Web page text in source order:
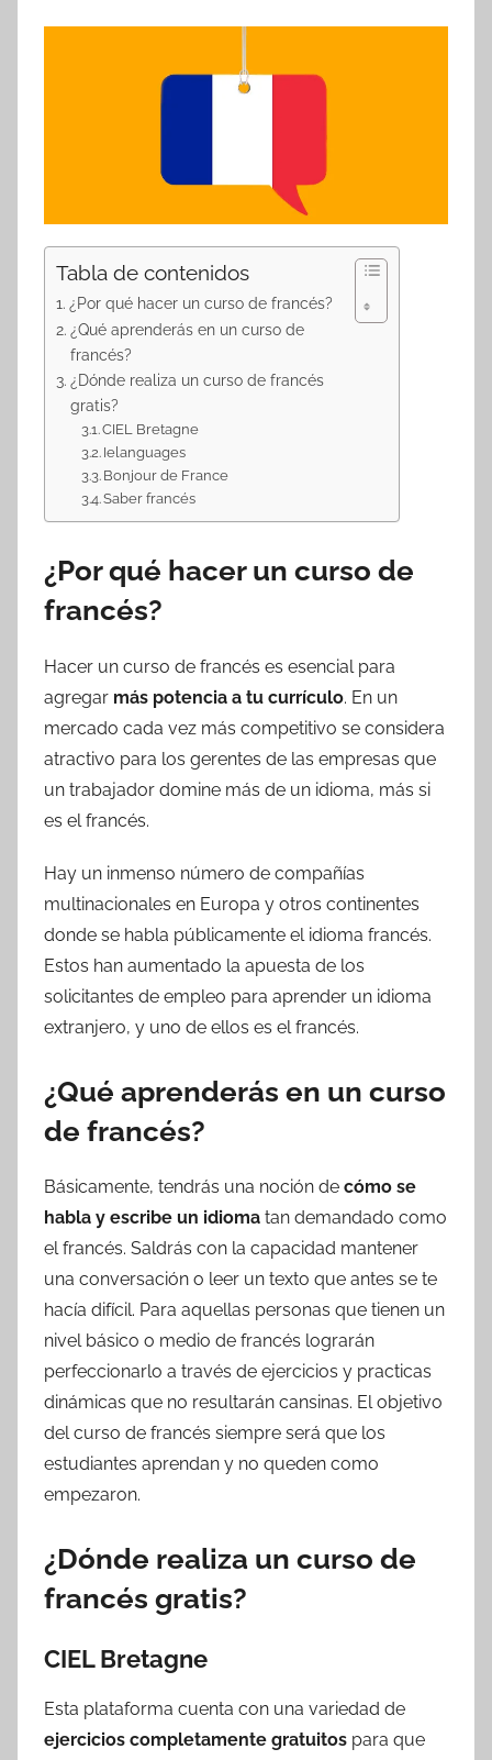
Tabla de contenidos
¿Por qué hacer un curso de francés?
¿Qué aprenderás en un curso de
francés?
¿Dónde realiza un curso de francés
gratis?
CIEL Bretagne
Ielanguages
Bonjour de France
Saber francés
¿Por qué hacer un curso de
francés?
Hacer un curso de francés es esencial para
agregar más potencia a tu currículo. En un
mercado cada vez más competitivo se considera
atractivo para los gerentes de las empresas que
un trabajador domine más de un idioma, más si
es el francés.
Hay un inmenso número de compañías
multinacionales en Europa y otros continentes
donde se habla públicamente el idioma francés.
Estos han aumentado la apuesta de los
solicitantes de empleo para aprender un idioma
extranjero, y uno de ellos es el francés.
¿Qué aprenderás en un curso
de francés?
Básicamente, tendrás una noción de cómo se
habla y escribe un idioma tan demandado como
el francés. Saldrás con la capacidad mantener
una conversación o leer un texto que antes se te
hacía difícil. Para aquellas personas que tienen un
nivel básico o medio de francés lograrán
perfeccionarlo a través de ejercicios y practicas
dinámicas que no resultarán cansinas. El objetivo
del curso de francés siempre será que los
estudiantes aprendan y no queden como
empezaron.
¿Dónde realiza un curso de
francés gratis?
CIEL Bretagne
Esta plataforma cuenta con una variedad de
ejercicios completamente gratuitos para que